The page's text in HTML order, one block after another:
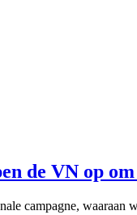
de VN op
campagne, waaraan